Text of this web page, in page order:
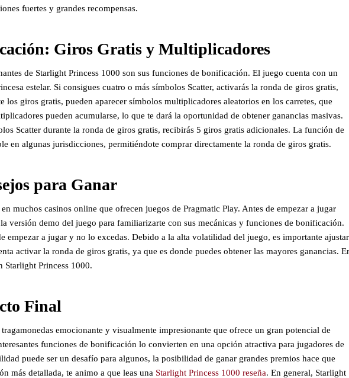
fuertes y grandes recompensas.
Giros Gratis y Multiplicadores
de Starlight Princess 1000 son sus funciones de bonificación. El juego cuenta con un
estelar. Si consigues cuatro o más símbolos Scatter, activarás la ronda de giros gratis,
los giros gratis, pueden aparecer símbolos multiplicadores aleatorios en los carretes, que
pueden acumularse, lo que te dará la oportunidad de obtener ganancias masivas.
Scatter durante la ronda de giros gratis, recibirás 5 giros gratis adicionales. La función de
en algunas jurisdicciones, permitiéndote comprar directamente la ronda de giros gratis.
para Ganar
muchos casinos online que ofrecen juegos de Pragmatic Play. Antes de empezar a jugar
versión demo del juego para familiarizarte con sus mecánicas y funciones de bonificación.
empezar a jugar y no lo excedas. Debido a la alta volatilidad del juego, es importante ajustar
activar la ronda de giros gratis, ya que es donde puedes obtener las mayores ganancias.
Starlight Princess 1000.
Final
emocionante y visualmente impresionante que ofrece un gran potencial de
funciones de bonificación lo convierten en una opción atractiva para jugadores de
puede ser un desafío para algunos, la posibilidad de ganar grandes premios hace que
más detallada, te animo a que leas una Starlight Princess 1000 reseña. En general, Starlight